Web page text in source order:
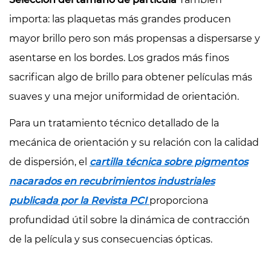
importa: las plaquetas más grandes producen
mayor brillo pero son más propensas a dispersarse y
asentarse en los bordes. Los grados más finos
sacrifican algo de brillo para obtener películas más
suaves y una mejor uniformidad de orientación.
Para un tratamiento técnico detallado de la
mecánica de orientación y su relación con la calidad
de dispersión, el cartilla técnica sobre pigmentos
nacarados en recubrimientos industriales
publicada por la Revista PCIproporciona
profundidad útil sobre la dinámica de contracción
de la película y sus consecuencias ópticas.